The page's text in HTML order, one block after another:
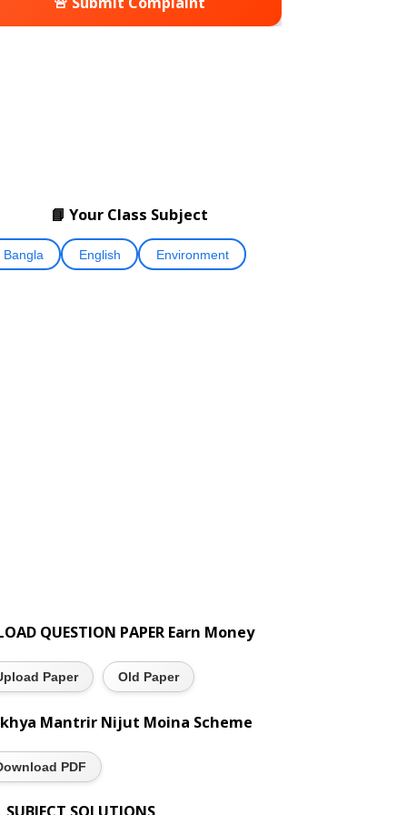
📘 Your Class Subject
Bangla English Environment
QUESTION PAPER Earn Money
Paper Old Paper
Mantrir Nijut Moina Scheme
PDF